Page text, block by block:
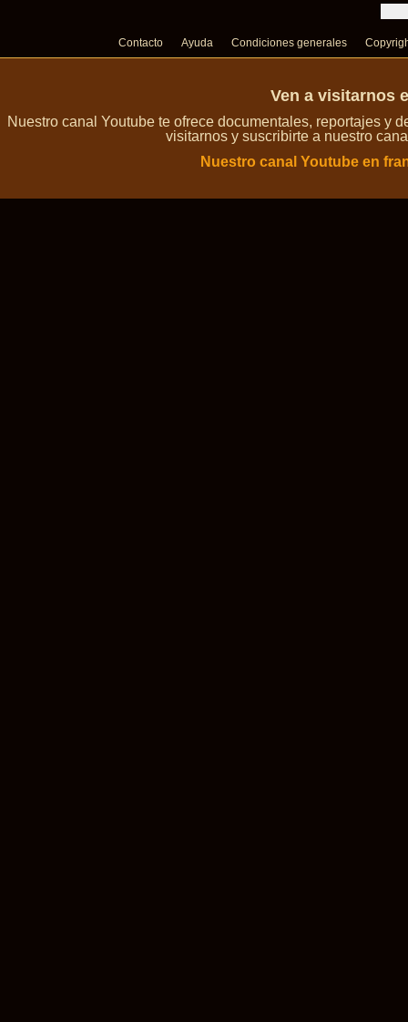
Contacto Ayuda Condiciones generales
Ven a visitarnos
Nuestro canal Youtube te ofrece documentales, reportajes y
visitarnos y suscribirte a nuestro
Nuestro canal Youtube en